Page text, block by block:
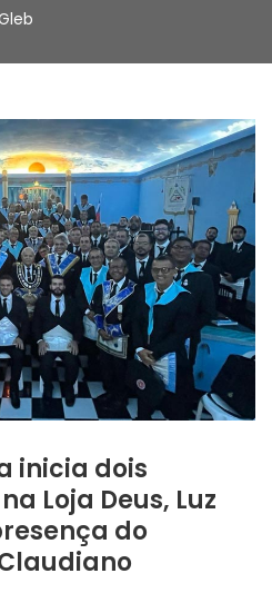
inicia dois
Loja Deus, Luz
do